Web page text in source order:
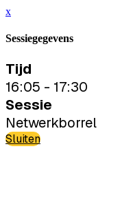
x
Sessiegegevens
Tijd
16:05 - 17:30
Sessie
Netwerkborrel
Sluiten